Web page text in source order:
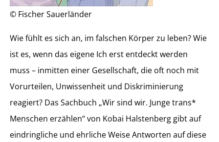
© Fischer Sauerländer
Wie fühlt es sich an, im falschen Körper zu leben? Wie
ist es, wenn das eigene Ich erst entdeckt werden
muss – inmitten einer Gesellschaft, die oft noch mit
Vorurteilen, Unwissenheit und Diskriminierung
reagiert? Das Sachbuch „Wir sind wir. Junge trans*
Menschen erzählen“ von Kobai Halstenberg gibt auf
eindringliche und ehrliche Weise Antworten auf diese